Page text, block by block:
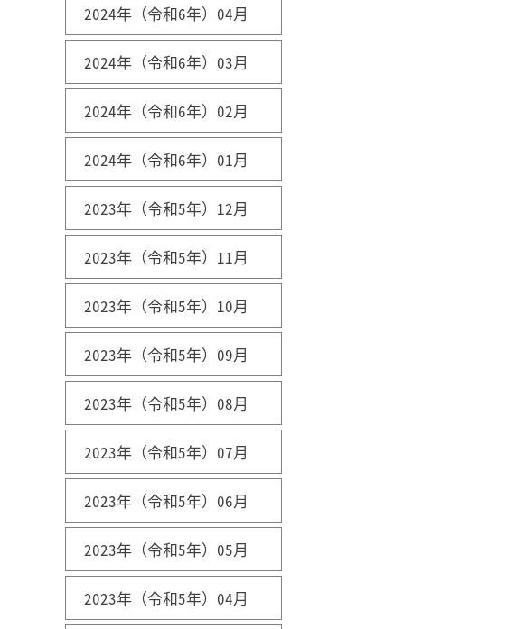
2024年（令和6年）04月
2024年（令和6年）03月
2024年（令和6年）02月
2024年（令和6年）01月
2023年（令和5年）12月
2023年（令和5年）11月
2023年（令和5年）10月
2023年（令和5年）09月
2023年（令和5年）08月
2023年（令和5年）07月
2023年（令和5年）06月
2023年（令和5年）05月
2023年（令和5年）04月